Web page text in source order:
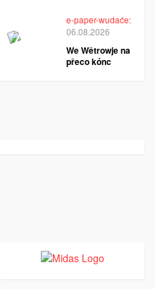
e-paper-wudaće:
06.08.2026
We Wětrowje na
přeco kónc